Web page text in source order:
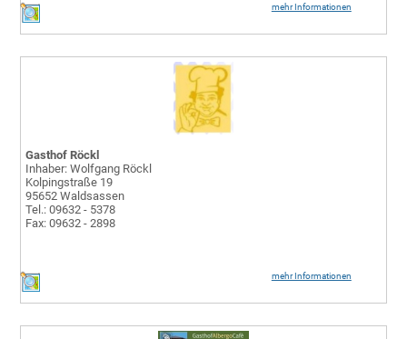
mehr Informationen
mehr Informationen
Gasthof Röckl
Inhaber: Wolfgang Röckl
Kolpingstraße 19
95652 Waldsassen
Tel.: 09632 - 5378
Fax: 09632 - 2898